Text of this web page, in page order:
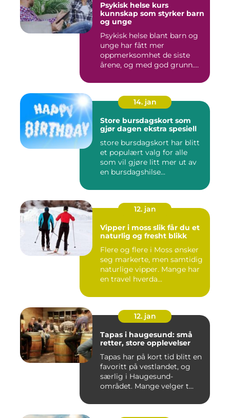
Psykisk helse kurs
kunnskap som styrker barn
og unge
Psykisk helse blant barn og
unge har fått mer
oppmerksomhet de siste
årene, og med god grunn.
14. jan
Store bursdagskort som
gjør dagen ekstra spesiell
store bursdagskort har blitt
et populært valg for alle
som vil gjøre litt mer ut av
en bursdagshilse...
12. jan
Vipper i moss slik får du et
naturlig og fresht blikk
Flere og flere i Moss ønsker
seg markerte, men samtidig
naturlige vipper. Mange har
en travel hverda...
12. jan
Tapas i haugesund: små
retter, store opplevelser
Tapas har på kort tid blitt en
favoritt på vestlandet, og
særlig i Haugesund-
området. Mange velger t...